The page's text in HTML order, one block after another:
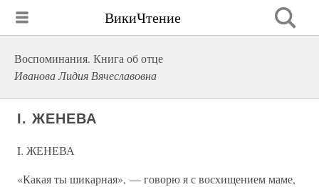
ВикиЧтение
Воспоминания. Книга об отце
Иванова Лидия Вячеславовна
I. ЖЕНЕВА
I. ЖЕНЕВА
«Какая ты шикарная», — говорю я с восхищением маме,